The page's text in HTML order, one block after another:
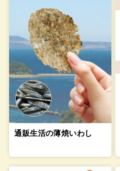
通販生活の薄焼いわし